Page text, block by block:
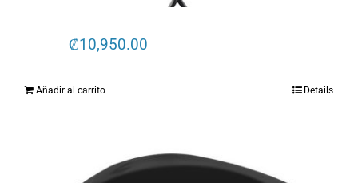
producto
₡10,950.00
Añadir al carrito Details